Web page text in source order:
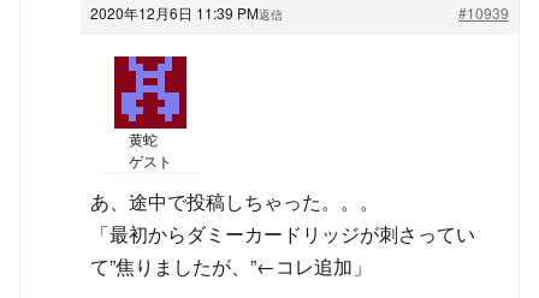
2020年12月6日 11:39 PM #10939
返信
黄蛇
ゲスト
あ、途中で投稿しちゃった。。。
「最初からダミーカードリッジが刺さってい
て”焦りましたが、”←コレ追加」